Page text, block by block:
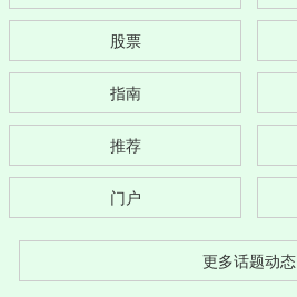
股票
指南
推荐
门户
更多话题动态